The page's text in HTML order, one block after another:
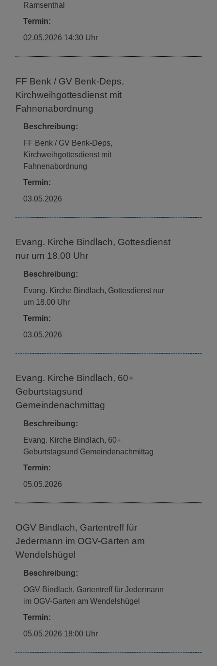
Ramsenthal
Termin:
02.05.2026 14:30 Uhr
FF Benk / GV Benk-Deps,
Kirchweihgottesdienst mit
Fahnenabordnung
Beschreibung:
FF Benk / GV Benk-Deps,
Kirchweihgottesdienst mit
Fahnenabordnung
Termin:
03.05.2026
Evang. Kirche Bindlach, Gottesdienst
nur um 18.00 Uhr
Beschreibung:
Evang. Kirche Bindlach, Gottesdienst nur
um 18.00 Uhr
Termin:
03.05.2026
Evang. Kirche Bindlach, 60+
Geburtstagsund
Gemeindenachmittag
Beschreibung:
Evang. Kirche Bindlach, 60+
Geburtstagsund Gemeindenachmittag
Termin:
05.05.2026
OGV Bindlach, Gartentreff für
Jedermann im OGV-Garten am
Wendelshügel
Beschreibung:
OGV Bindlach, Gartentreff für Jedermann
im OGV-Garten am Wendelshügel
Termin:
05.05.2026 18:00 Uhr